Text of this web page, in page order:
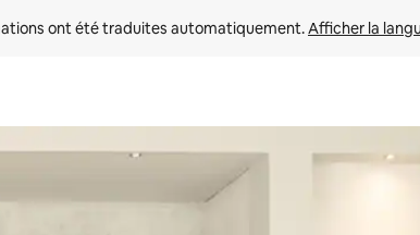
ont été traduites automatiquement. Afficher la